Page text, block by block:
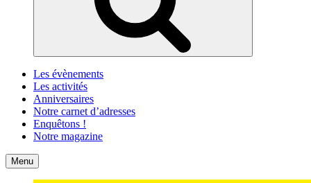
Les évènements
Les activités
Anniversaires
Notre carnet d’adresses
Enquêtons !
Notre magazine
Accueil
Menu Contact